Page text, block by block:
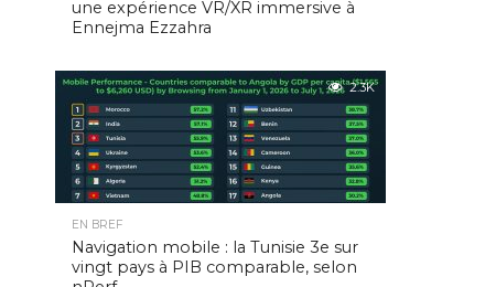
une expérience VR/XR immersive à
Ennejma Ezzahra
2.3K
EN BREF
Navigation mobile : la Tunisie 3e sur
vingt pays à PIB comparable, selon